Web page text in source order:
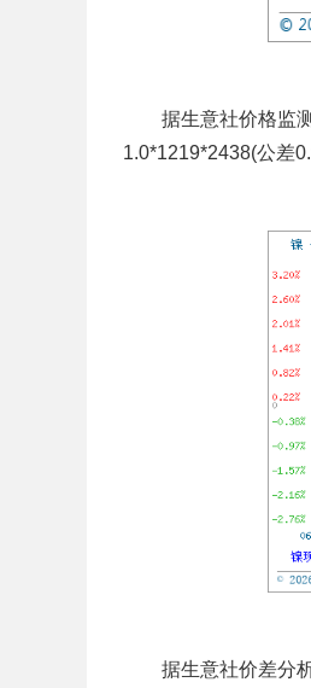
据生意社价格监测
1.0*1219*2438(公差
据生意社价差分析